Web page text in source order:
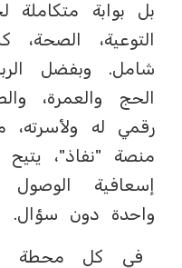
بل بوابة متكاملة
التوعية، الصحة،
شامل. وبفضل
الحج والعمرة،
رقمي له ولأسرته،
منصة "نفاذ"،
إسعافية
واحدة دون سؤال.
في كل محطة